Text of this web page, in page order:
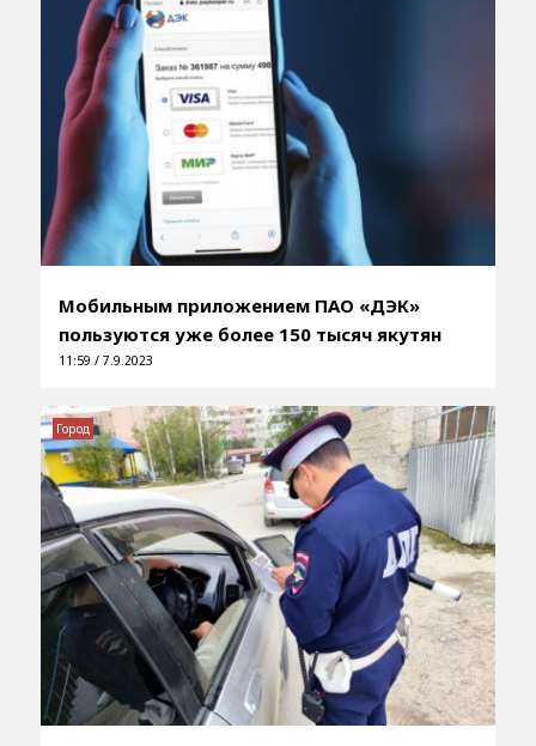
Мобильным приложением ПАО «ДЭК»
пользуются уже более 150 тысяч якутян
11:59 / 7.9.2023
Город